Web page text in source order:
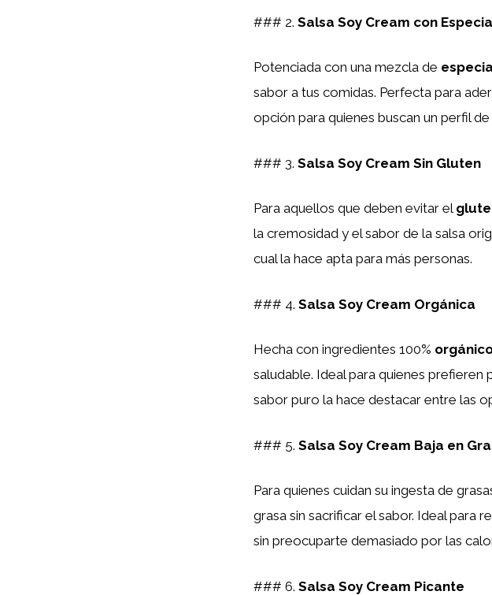
### 2. Salsa Soy Cream con
Potenciada con una mezcla de
sabor a tus comidas. Perfecta para
opción para quienes buscan un perfil
### 3. Salsa Soy Cream Sin Gluten
Para aquellos que deben evitar el
la cremosidad y el sabor de la salsa
cual la hace apta para más personas.
### 4. Salsa Soy Cream Orgánica
Hecha con ingredientes 100%
saludable. Ideal para quienes prefieren
sabor puro la hace destacar entre las
### 5. Salsa Soy Cream Baja en
Para quienes cuidan su ingesta de
grasa sin sacrificar el sabor. Ideal para
sin preocuparte demasiado por las
### 6. Salsa Soy Cream Picante